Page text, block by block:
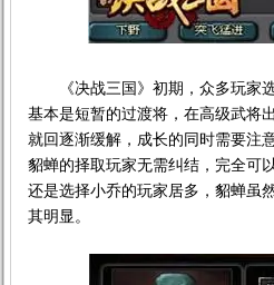
《决战三国》初期，众多玩家选
基本是短暂的过渡将，在高级武将
就回逐渐缓解，成长的同时需要注
貂蝉的择取玩家无需纠结，完全可
还是选择小乔的玩家居多，貂蝉虽
其明显。